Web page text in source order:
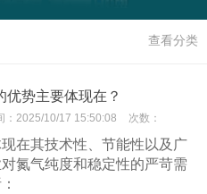
查看分类
优势主要体现在？
： 2025/10/17 15:50:08 次数：
在其技术性、节能性以及广
氮气纯度和稳定性的严苛需